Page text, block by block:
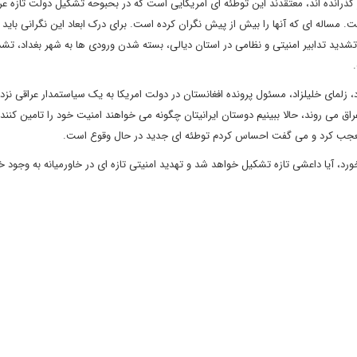
اند، معتقدند این توطئه ای امریکایی است که در بحبوحه تشکیل دولت تازه
ای که آنها را بیش از پیش نگران کرده است. برای درک ابعاد این نگرانی باید
تدابیر امنیتی و نظامی در استان دیالی، بسته شدن ورودی ها به شهر بغداد،
خلیلزاد، مسئول پرونده افغانستان در دولت امریکا به یک سیاستمدار عراقی
می روند، حالا ببینیم دوستان ایرانیتان چگونه می خواهند امنیت خود را تامین
تعجب کرد و می گفت احساس کردم توطئه ای جدید در حال وقوع است.
آیا داعشی تازه تشکیل خواهد شد و تهدید امنیتی تازه ای در خاورمیانه به وجود